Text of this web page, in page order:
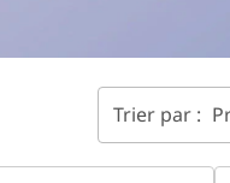
Trier par :